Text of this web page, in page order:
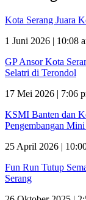
Kota Serang Juara
1 Juni 2026 | 10:08
GP Ansor Kota
Selatri di Terondol
17 Mei 2026 | 7:06
KSMI Banten dan
Pengembangan
25 April 2026 |
Fun Run Tutup
Serang